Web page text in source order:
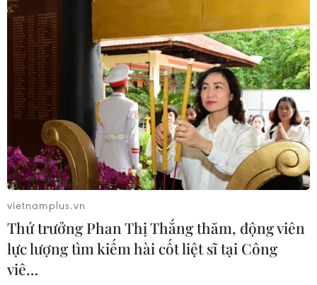
Theo dõi VietnamPlus
TIN LIÊN QUAN
vietnamplus.vn
Thứ trưởng Phan Thị Thắng thăm, động viên
lực lượng tìm kiếm hài cốt liệt sĩ tại Công
viê…